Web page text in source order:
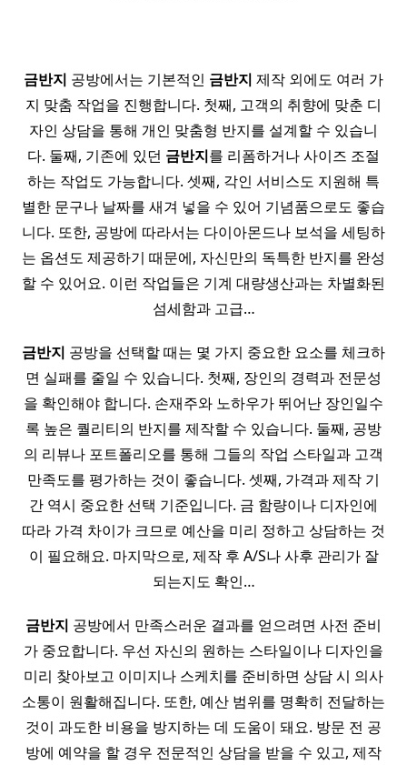
금반지 공방에서는 기본적인 금반지 제작 외에도 여러 가
지 맞춤 작업을 진행합니다. 첫째, 고객의 취향에 맞춘 디
자인 상담을 통해 개인 맞춤형 반지를 설계할 수 있습니
다. 둘째, 기존에 있던 금반지를 리폼하거나 사이즈 조절
하는 작업도 가능합니다. 셋째, 각인 서비스도 지원해 특
별한 문구나 날짜를 새겨 넣을 수 있어 기념품으로도 좋습
니다. 또한, 공방에 따라서는 다이아몬드나 보석을 세팅하
는 옵션도 제공하기 때문에, 자신만의 독특한 반지를 완성
할 수 있어요. 이런 작업들은 기계 대량생산과는 차별화된
섬세함과 고급…
금반지 공방을 선택할 때는 몇 가지 중요한 요소를 체크하
면 실패를 줄일 수 있습니다. 첫째, 장인의 경력과 전문성
을 확인해야 합니다. 손재주와 노하우가 뛰어난 장인일수
록 높은 퀄리티의 반지를 제작할 수 있습니다. 둘째, 공방
의 리뷰나 포트폴리오를 통해 그들의 작업 스타일과 고객
만족도를 평가하는 것이 좋습니다. 셋째, 가격과 제작 기
간 역시 중요한 선택 기준입니다. 금 함량이나 디자인에
따라 가격 차이가 크므로 예산을 미리 정하고 상담하는 것
이 필요해요. 마지막으로, 제작 후 A/S나 사후 관리가 잘
되는지도 확인…
금반지 공방에서 만족스러운 결과를 얻으려면 사전 준비
가 중요합니다. 우선 자신의 원하는 스타일이나 디자인을
미리 찾아보고 이미지나 스케치를 준비하면 상담 시 의사
소통이 원활해집니다. 또한, 예산 범위를 명확히 전달하는
것이 과도한 비용을 방지하는 데 도움이 돼요. 방문 전 공
방에 예약을 할 경우 전문적인 상담을 받을 수 있고, 제작